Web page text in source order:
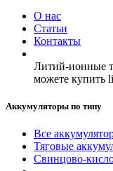
О нас
Статьи
Контакты
Литий-ионные
можете купить
Аккумуляторы по типу
Все
Тяговые
Свинцово-